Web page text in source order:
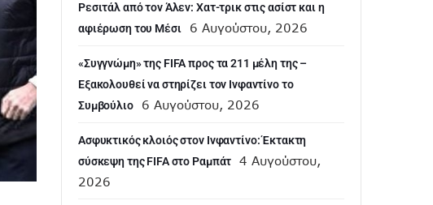
Ρεσιτάλ από τον Άλεν: Χατ-τρικ στις ασίστ και η
αφιέρωση του Μέσι
6 Αυγούστου, 2026
«Συγγνώμη» της FIFA προς τα 211 μέλη της –
Εξακολουθεί να στηρίζει τον Ινφαντίνο το
Συμβούλιο
6 Αυγούστου, 2026
Ασφυκτικός κλοιός στον Ινφαντίνο: Έκτακτη
σύσκεψη της FIFA στο Ραμπάτ
4 Αυγούστου,
2026